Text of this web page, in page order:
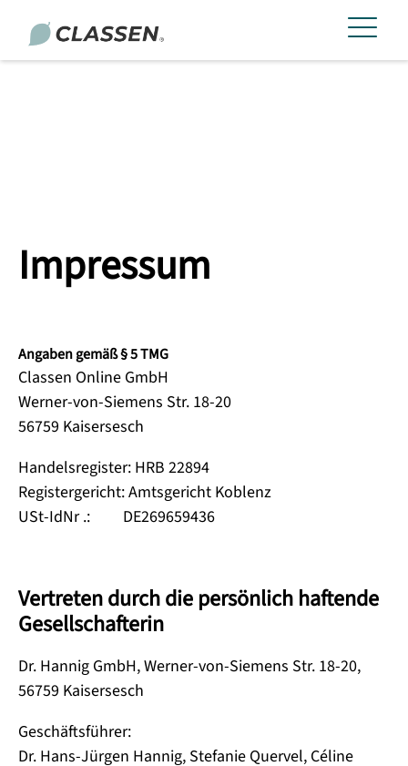
Impressum
Angaben gemäß § 5 TMG
Classen Online GmbH
Werner-von-Siemens Str. 18-20
56759 Kaisersesch
Handelsregister: HRB 22894
Registergericht: Amtsgericht Koblenz
USt-IdNr .: DE269659436
Vertreten durch die persönlich haftende
Gesellschafterin
Dr. Hannig GmbH, Werner-von-Siemens Str. 18-20,
56759 Kaisersesch
Geschäftsführer:
Dr. Hans-Jürgen Hannig, Stefanie Quervel, Céline